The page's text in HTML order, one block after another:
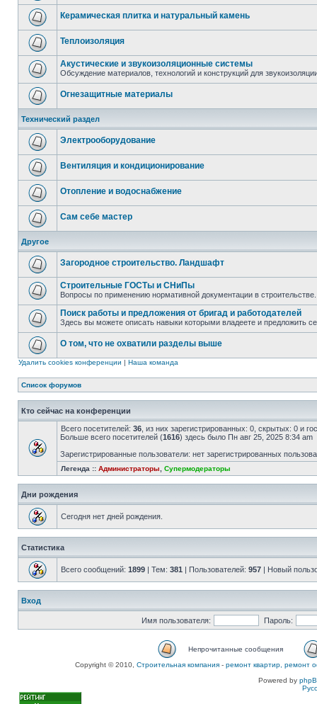
Керамическая плитка и натуральный камень
Теплоизоляция
Акустические и звукоизоляционные системы
Обсуждение материалов, технологий и конструкций для
Огнезащитные материалы
Технический раздел
Электрооборудование
Вентиляция и кондиционирование
Отопление и водоснабжение
Сам себе мастер
Другое
Загородное строительство. Ландшафт
Строительные ГОСТы и СНиПы
Вопросы по применению нормативной документации в строительстве.
Поиск работы и предложения от бригад и работодателей
Здесь вы можете описать навыки которыми владеете и предложить
О том, что не охватили разделы выше
Удалить cookies конференции | Наша команда
Список форумов
Кто сейчас на конференции
Всего посетителей: 36 , из них зарегистрированных: 0, скрытых: 0 и
Больше всего посетителей (1616) здесь было Пн авг 25, 2025 8:34 am
Зарегистрированные пользователи: нет зарегистрированных
Легенда :: Администраторы Супермодераторы
Дни рождения
Сегодня нет дней рождения.
Статистика
Всего сообщений: 1899 | Тем: 381 | Пользователей: 957 | Новый
Вход
Имя пользователя: Пароль:
Непрочитанные сообщения
Copyright © 2010, Строительная компания - ремонт квартир, ремонт
Powered by